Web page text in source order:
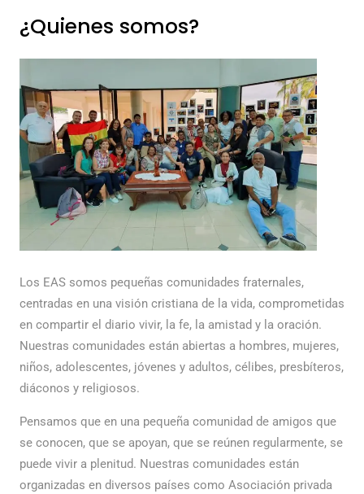
¿Quienes somos?
Los EAS somos pequeñas comunidades fraternales,
centradas en una visión cristiana de la vida, comprometidas
en compartir el diario vivir, la fe, la amistad y la oración.
Nuestras comunidades están abiertas a hombres, mujeres,
niños, adolescentes, jóvenes y adultos, célibes, presbíteros,
diáconos y religiosos.
Pensamos que en una pequeña comunidad de amigos que
se conocen, que se apoyan, que se reúnen regularmente, se
puede vivir a plenitud. Nuestras comunidades están
organizadas en diversos países como Asociación privada